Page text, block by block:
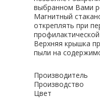
выбранном Вами
Магнитный
откреплять при
Верхняя крышка
пыли на
Производитель
Производство
Цвет